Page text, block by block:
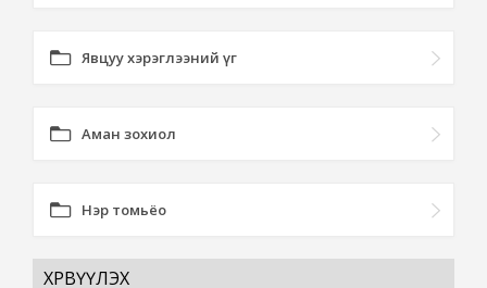
Явцуу хэрэглээний үг
Аман зохиол
Нэр томьёо
ХӨРВҮҮЛЭХ